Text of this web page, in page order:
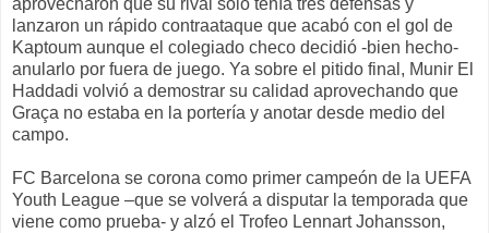
aprovecharon que su rival solo tenía tres defensas y
lanzaron un rápido contraataque que acabó con el gol de
Kaptoum aunque el colegiado checo decidió -bien hecho-
anularlo por fuera de juego. Ya sobre el pitido final, Munir El
Haddadi volvió a demostrar su calidad aprovechando que
Graça no estaba en la portería y anotar desde medio del
campo.
FC Barcelona se corona como primer campeón de la UEFA
Youth League –que se volverá a disputar la temporada que
viene como prueba- y alzó el Trofeo Lennart Johansson,